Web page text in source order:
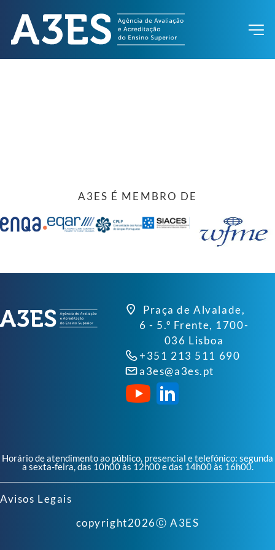
A3ES É MEMBRO DE
Praça de Alvalade,
6 - 5.º Frente, 1700-
036 Lisboa
+351 213 511 690
a3es@a3es.pt
Horário de atendimento ao público, presencial e telefónico: segunda
a sexta-feira, das 10h00 às 12h00 e das 14h00 às 16h00.
Avisos Legais
copyright2026ⓒ A3ES